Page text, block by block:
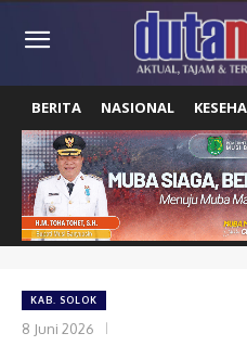
BERITA NASIONAL
KAB. SOLOK
8 Juni 2026